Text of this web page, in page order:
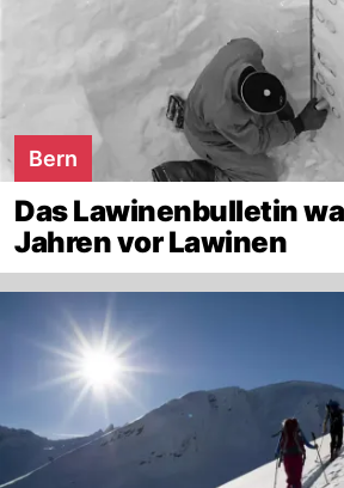
Bern
Das Lawinenbulletin
Jahren vor Lawinen